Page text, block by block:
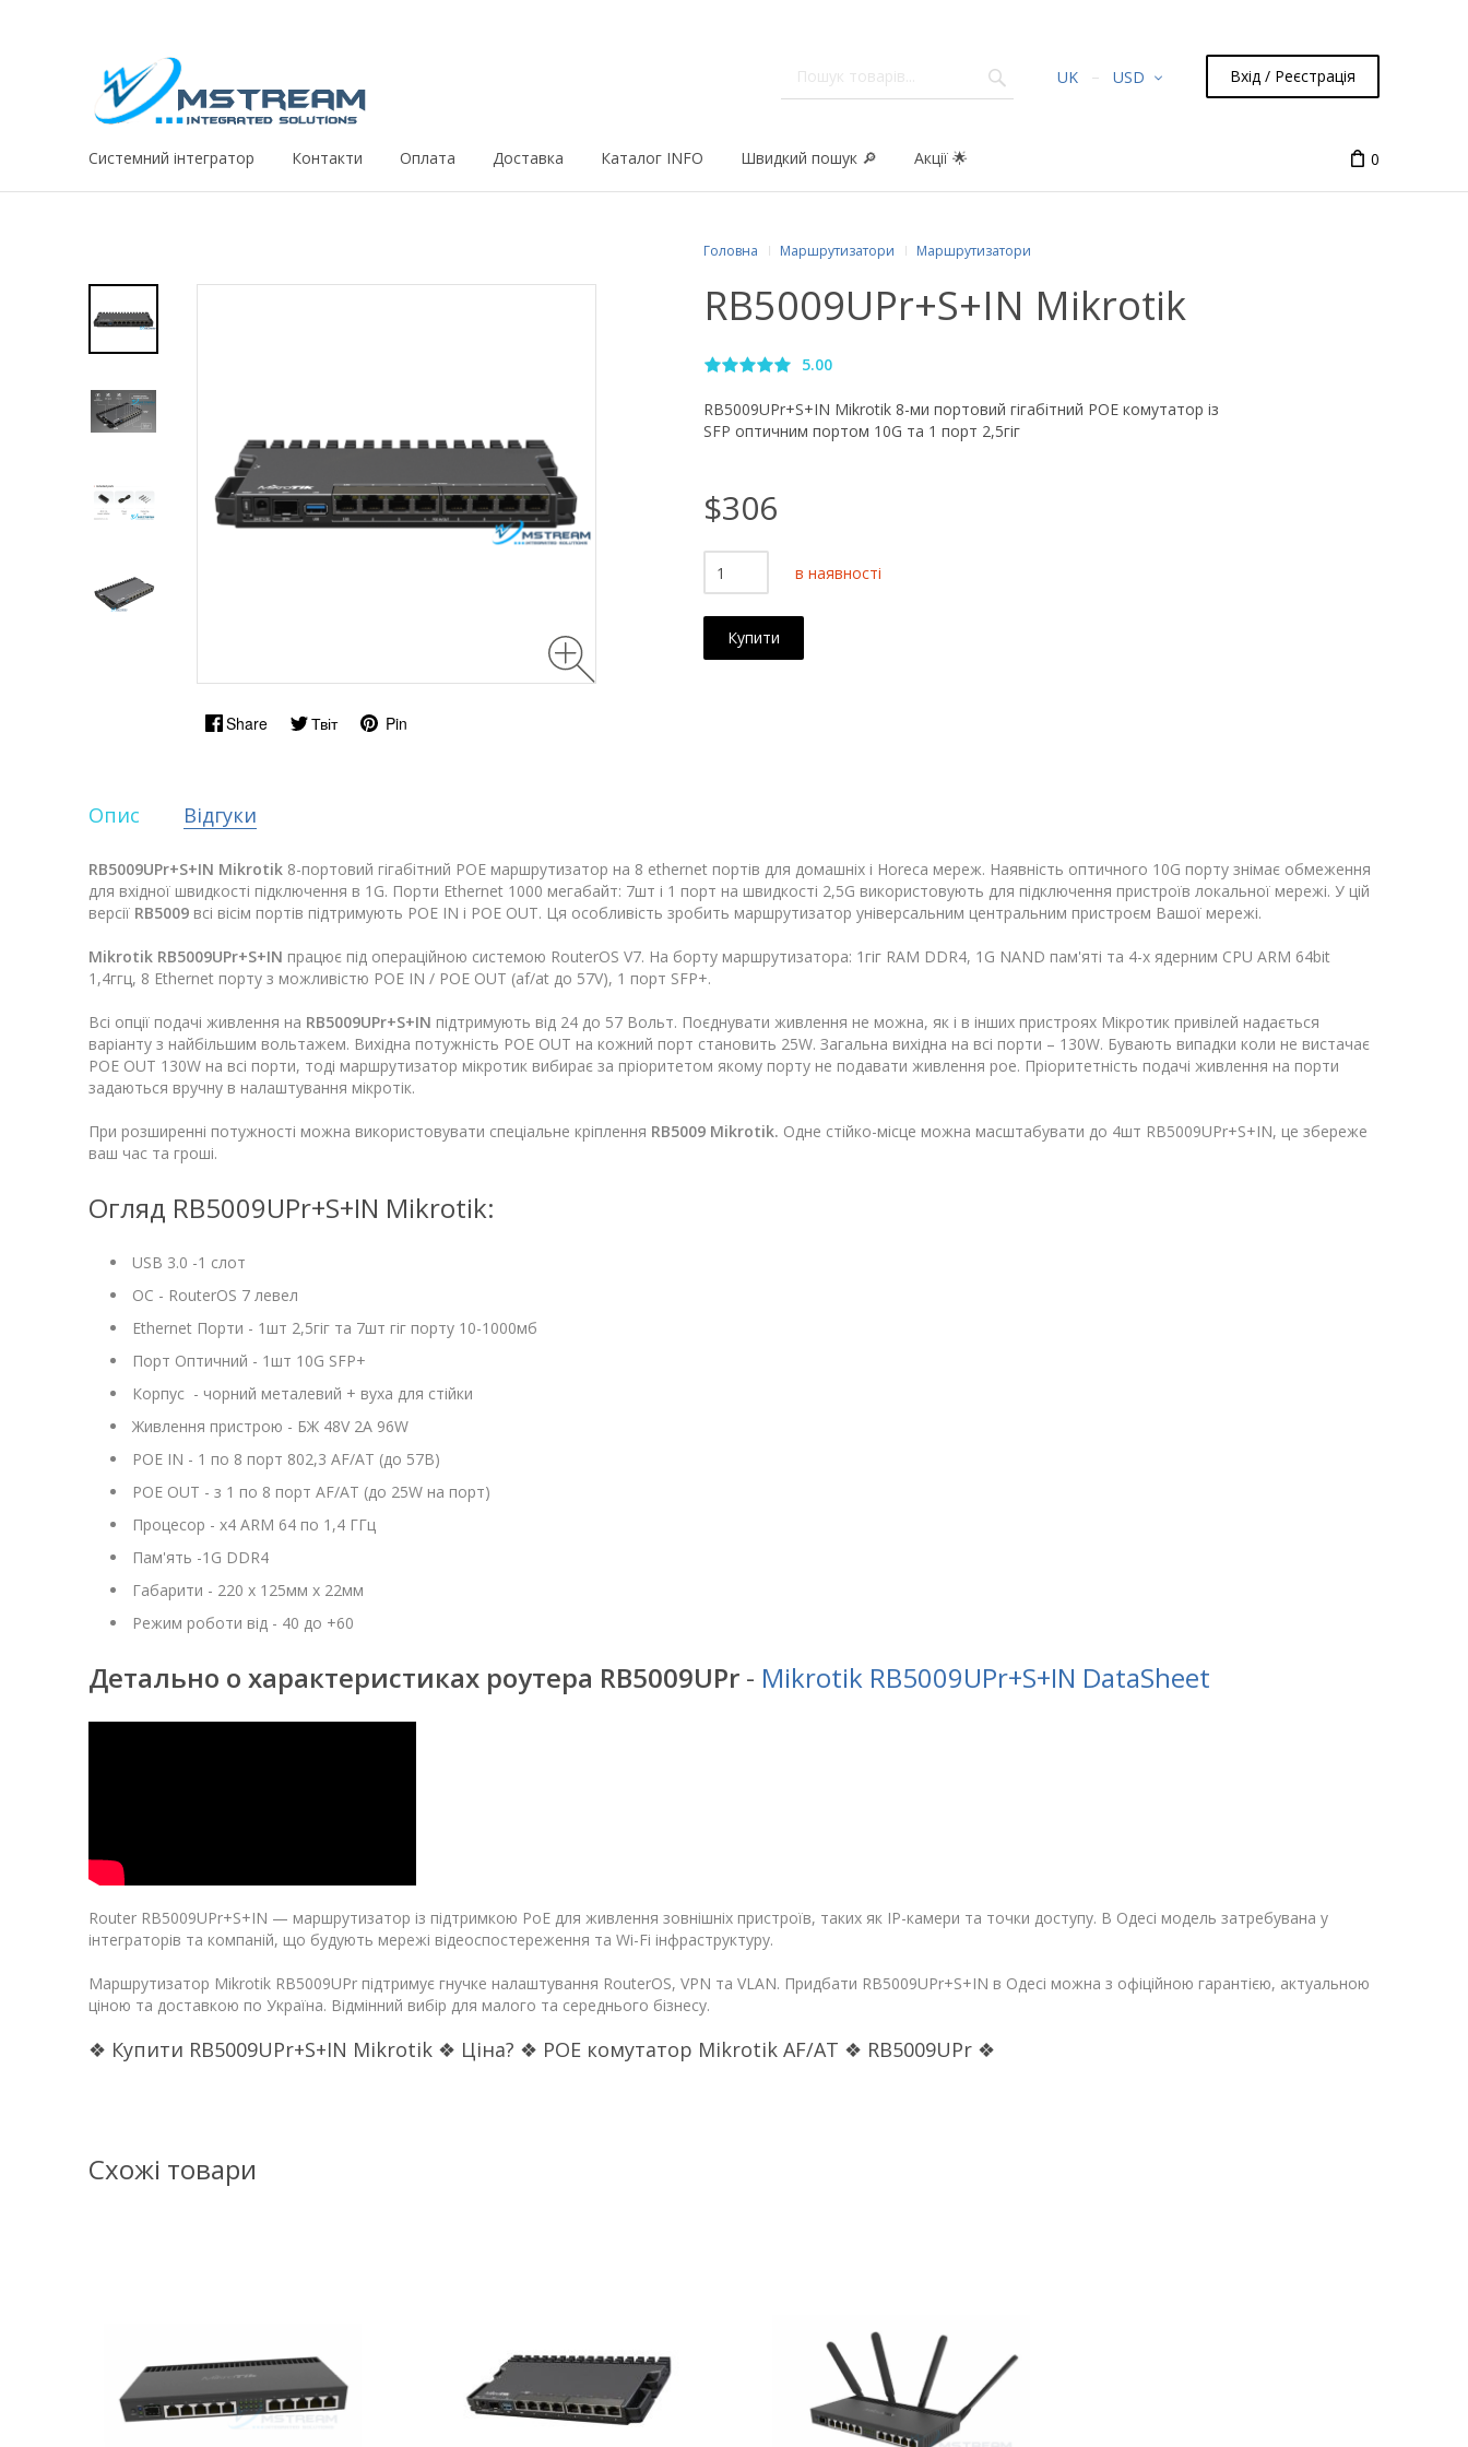
UK USD Вхід / Реєстрація
Системний iнтегратор Контакти Оплата Доставка Каталог INFO Швидкий пошук 🔎 Акції 🌟 0
Share Твіт Pin
Головна Маршрутизатори Маршрутизатори
RB5009UPr+S+IN Mikrotik
5.00
RB5009UPr+S+IN Mikrotik 8-ми портовий гігабітний POE комутатор із
SFP оптичним портом 10G та 1 порт 2,5гіг
$306
в наявності
Купити
Опис Відгуки
RB5009UPr+S+IN Mikrotik 8-портовий гігабітний РОЕ маршрутизатор на 8 ethernet портів для домашніх і Horeca мереж. Наявність оптичного 10G порту знімає обмеження
для вхідної швидкості підключення в 1G. Порти Ethernet 1000 мегабайт: 7шт і 1 порт на швидкості 2,5G використовують для підключення пристроїв локальної мережі. У цій
версії RB5009 всі вісім портів підтримують POE IN і POE OUT. Ця особливість зробить маршрутизатор універсальним центральним пристроєм Вашої мережі.
Mikrotik RB5009UPr+S+IN працює під операційною системою RouterOS V7. На борту маршрутизатора: 1гіг RAM DDR4, 1G NAND пам'яті та 4-х ядерним CPU ARM 64bit
1,4ггц, 8 Ethernet порту з можливістю POE IN / POE OUT (af/at до 57V), 1 порт SFP+.
Всі опції подачі живлення на RB5009UPr+S+IN підтримують від 24 до 57 Вольт. Поєднувати живлення не можна, як і в інших пристроях Мікротик привілей надається
варіанту з найбільшим вольтажем. Вихідна потужність POE OUT на кожний порт становить 25W. Загальна вихідна на всі порти – 130W. Бувають випадки коли не вистачає
POE OUT 130W на всі порти, тоді маршрутизатор мікротик вибирає за пріоритетом якому порту не подавати живлення poe. Пріоритетність подачі живлення на порти
задаються вручну в налаштування мікротік.
При розширенні потужності можна використовувати спеціальне кріплення RB5009 Mikrotik. Одне стійко-місце можна масштабувати до 4шт RB5009UPr+S+IN, це збереже
ваш час та гроші.
Огляд RB5009UPr+S+IN Mikrotik:
USB 3.0 -1 слот
ОС - RouterOS 7 левел
Ethernet Порти - 1шт 2,5гіг та 7шт гіг порту 10-1000мб
Порт Оптичний - 1шт 10G SFP+
Корпус - чорний металевий + вуха для стійки
Живлення пристрою - БЖ 48V 2A 96W
POE IN - 1 по 8 порт 802,3 AF/AT (до 57В)
POE OUT - з 1 по 8 порт AF/AT (до 25W на порт)
Процесор - х4 ARM 64 по 1,4 ГГц
Пам'ять -1G DDR4
Габарити - 220 х 125мм х 22мм
Режим роботи від - 40 до +60
Детально о характеристиках роутера RB5009UPr - Mikrotik RB5009UPr+S+IN DataSheet
Router RB5009UPr+S+IN — маршрутизатор із підтримкою PoE для живлення зовнішніх пристроїв, таких як IP-камери та точки доступу. В Одесі модель затребувана у
інтеграторів та компаній, що будують мережі відеоспостереження та Wi-Fi інфраструктуру.
Маршрутизатор Mikrotik RB5009UPr підтримує гнучке налаштування RouterOS, VPN та VLAN. Придбати RB5009UPr+S+IN в Одесі можна з офіційною гарантією, актуальною
ціною та доставкою по Україна. Відмінний вибір для малого та середнього бізнесу.
❖ Купити RB5009UPr+S+IN Mikrotik ❖ Ціна? ❖ POE комутатор Mikrotik AF/AT ❖ RB5009UPr ❖
Схожі товари